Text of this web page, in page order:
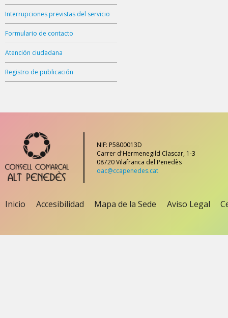
Interrupciones previstas del servicio
Formulario de contacto
Atención ciudadana
Registro de publicación
NIF: P5800013D
Carrer d'Hermenegild Clascar, 1-3
08720 Vilafranca del Penedès
oac@ccapenedes.cat
Inicio Accesibilidad Mapa de la Sede Aviso Legal